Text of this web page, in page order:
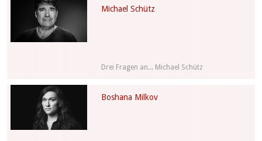
Michael Schütz
Drei Fragen an... Michael Schütz
Boshana Milkov